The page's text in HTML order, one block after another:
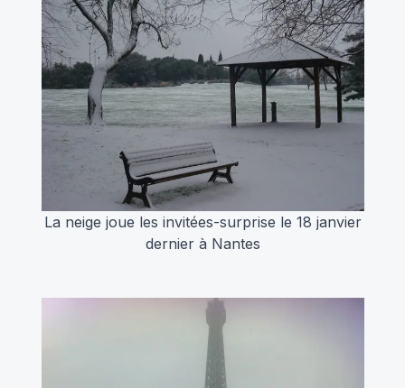
La neige joue les invitées-surprise le 18 janvier
dernier à Nantes